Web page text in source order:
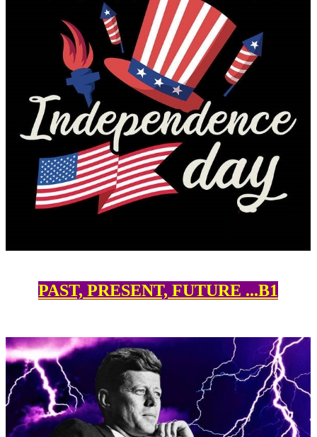
PAST, PRESENT, FUTURE ...B1